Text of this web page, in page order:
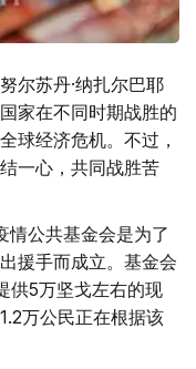
尔苏丹·纳扎尔巴耶
家在不同时期战胜的
球经济危机。不过，
一心，共同战胜苦
情公共基金会是为了
援手而成立。基金会
供5万坚戈左右的现
万公民正在根据该